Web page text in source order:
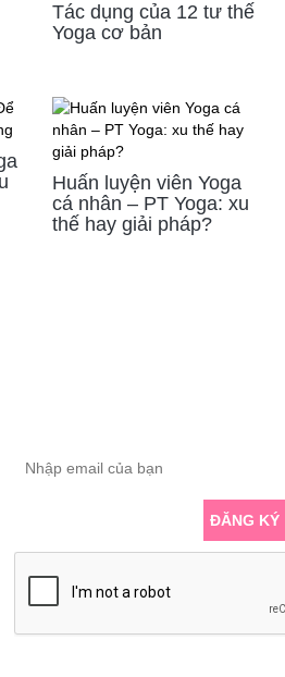
Tác dụng của 12 tư thế
Yoga cơ bản
Huấn luyện viên Yoga
cá nhân – PT Yoga: xu
thế hay giải pháp?
ĐĂNG KÝ